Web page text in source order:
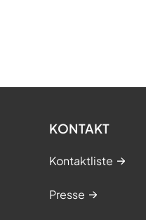
KONTAKT
Kontaktliste
Presse